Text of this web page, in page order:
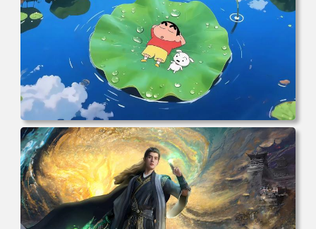
电脑壁纸 动漫角色 卡通场景 夏日休闲 夏日壁纸 治愈系 童
年回忆 荷塘荷叶 蜡笔小新 电脑桌面 高清壁纸 壁纸下载 壁
纸大全